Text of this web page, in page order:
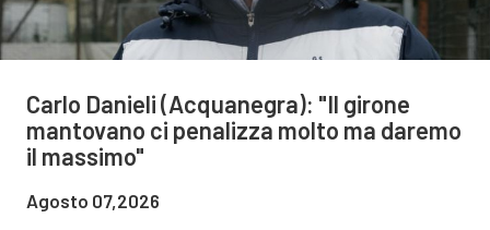
Carlo Danieli (Acquanegra): "Il girone
mantovano ci penalizza molto ma daremo
il massimo"
Agosto 07,2026